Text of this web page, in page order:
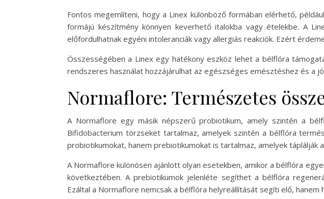
Fontos megemlíteni, hogy a Linex különböző formában elérhető,
formájú készítmény könnyen keverhető italokba vagy ételekbe. A
előfordulhatnak egyéni intoleranciák vagy allergiás reakciók. Ezért
Összességében a Linex egy hatékony eszköz lehet a bélflóra
rendszeres használat hozzájárulhat az egészséges emésztéshez és a
Normaflore: Természetes
A Normaflore egy másik népszerű probiotikum, amely szintén a
Bifidobacterium törzseket tartalmaz, amelyek szintén a bélflóra
probiotikumokat, hanem prebiotikumokat is tartalmaz, amelyek táplálják
A Normaflore különösen ajánlott olyan esetekben, amikor a bélflóra
következtében. A prebiotikumok jelenléte segíthet a bélflóra
Ezáltal a Normaflore nemcsak a bélflóra helyreállítását segíti elő, hanem